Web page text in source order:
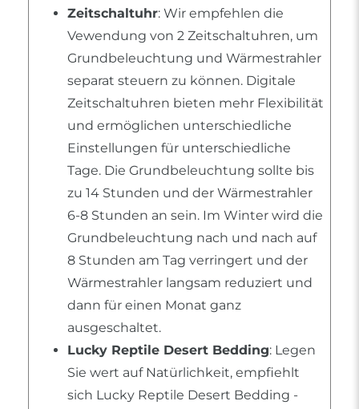
Zeitschaltuhr: Wir empfehlen die
Vewendung von 2 Zeitschaltuhren, um
Grundbeleuchtung und Wärmestrahler
separat steuern zu können. Digitale
Zeitschaltuhren bieten mehr Flexibilität
und ermöglichen unterschiedliche
Einstellungen für unterschiedliche
Tage. Die Grundbeleuchtung sollte bis
zu 14 Stunden und der Wärmestrahler
6-8 Stunden an sein. Im Winter wird die
Grundbeleuchtung nach und nach auf
8 Stunden am Tag verringert und der
Wärmestrahler langsam reduziert und
dann für einen Monat ganz
ausgeschaltet.
Lucky Reptile Desert Bedding: Legen
Sie wert auf Natürlichkeit, empfiehlt
sich Lucky Reptile Desert Bedding -